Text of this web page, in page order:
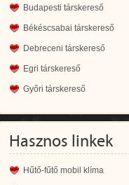
Budapesti társkereső
Békéscsabai társkereső
Debreceni társkereső
Egri társkereső
Győri társkereső
Hasznos linkek
Hűtő-fűtő mobil klíma